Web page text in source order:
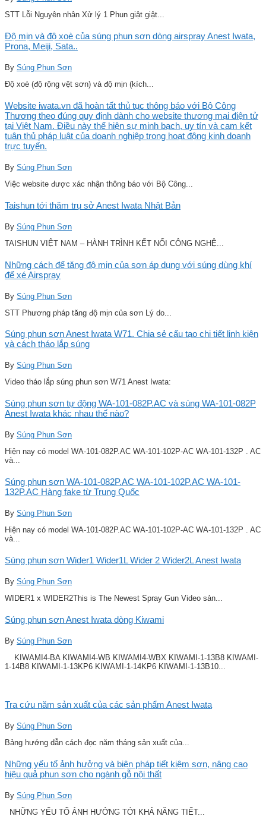
STT Lỗi Nguyên nhân Xử lý 1 Phun giật giật...
Độ mịn và độ xoè của súng phun sơn dòng airspray Anest Iwata,
Prona, Meiji, Sata..
By Súng Phun Sơn
Độ xoè (độ rộng vệt sơn) và độ mịn (kích...
Website iwata.vn đã hoàn tất thủ tục thông báo với Bộ Công
Thương theo đúng quy định dành cho website thương mại điện tử
tại Việt Nam. Điều này thể hiện sự minh bạch, uy tín và cam kết
tuân thủ pháp luật của doanh nghiệp trong hoạt động kinh doanh
trực tuyến.
By Súng Phun Sơn
Việc website được xác nhận thông báo với Bộ Công...
Taishun tới thăm trụ sở Anest Iwata Nhật Bản
By Súng Phun Sơn
TAISHUN VIỆT NAM – HÀNH TRÌNH KẾT NỐI CÔNG NGHỆ...
Những cách để tăng độ mịn của sơn áp dụng với súng dùng khí
để xé Airspray
By Súng Phun Sơn
STT Phương pháp tăng độ mịn của sơn Lý do...
Súng phun sơn Anest Iwata W71. Chia sẻ cấu tạo chi tiết linh kiện
và cách tháo lắp súng
By Súng Phun Sơn
Video tháo lắp súng phun sơn W71 Anest Iwata:
Súng phun sơn tự động WA-101-082P.AC và súng WA-101-082P
Anest Iwata khác nhau thế nào?
By Súng Phun Sơn
Hiện nay có model WA-101-082P.AC WA-101-102P-AC WA-101-132P . AC
và...
Súng phun sơn WA-101-082P.AC WA-101-102P.AC WA-101-
132P.AC Hàng fake từ Trung Quốc
By Súng Phun Sơn
Hiện nay có model WA-101-082P.AC WA-101-102P-AC WA-101-132P . AC
và...
Súng phun sơn Wider1 Wider1L Wider 2 Wider2L Anest Iwata
By Súng Phun Sơn
WIDER1 x WIDER2This is The Newest Spray Gun Video sản...
Súng phun sơn Anest Iwata dòng Kiwami
By Súng Phun Sơn
KIWAMI4-BA KIWAMI4-WB KIWAMI4-WBX KIWAMI-1-13B8 KIWAMI-
1-14B8 KIWAMI-1-13KP6 KIWAMI-1-14KP6 KIWAMI-1-13B10...
Tra cứu năm sản xuất của các sản phẩm Anest Iwata
By Súng Phun Sơn
Bảng hướng dẫn cách đọc năm tháng sản xuất của...
Những yếu tố ảnh hưởng và biện pháp tiết kiệm sơn, nâng cao
hiệu quả phun sơn cho ngành gỗ nội thất
By Súng Phun Sơn
NHỮNG YẾU TỐ ẢNH HƯỞNG TỚI KHẢ NĂNG TIẾT...